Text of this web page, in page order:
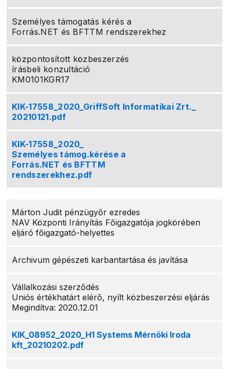
Személyes támogatás kérés a
Forrás.NET és BFTTM rendszerekhez
központosított közbeszerzés
írásbeli konzultáció
KM0101KGR17
KIK-17558_2020_GriffSoft Informatikai Zrt._
20210121.pdf
KIK-17558_2020_
Személyes támog.kérése a
Forrás.NET és BFTTM
rendszerekhez.pdf
Márton Judit pénzügyőr ezredes
NAV Központi Irányítás Főigazgatója jogkörében
eljáró főigazgató-helyettes
Archivum gépészeti karbantartása és javítása
Vállalkozási szerződés
Uniós értékhatárt elérő, nyílt közbeszerzési eljárás
Megindítva: 2020.12.01
KIK_08952_2020_H1 Systems Mérnöki Iroda
kft_20210202.pdf